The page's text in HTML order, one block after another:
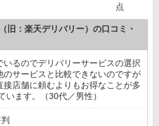
点
旧：楽天デリバリー）の口コミ・
いるのでデリバリーサービスの選択
のサービスと比較できないのですが
接店舗に頼むよりもお得なことが多
います。（30代／男性）